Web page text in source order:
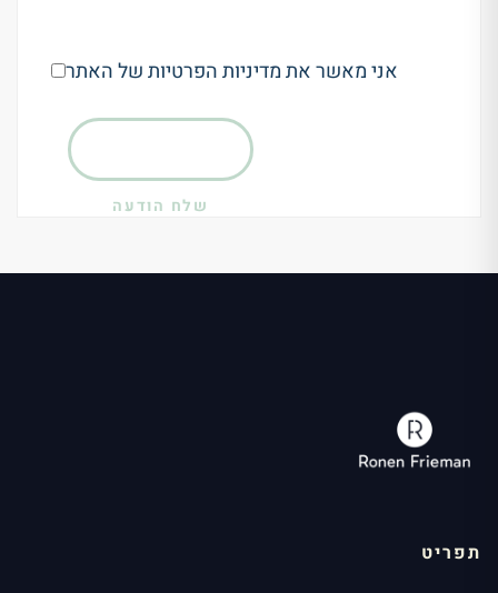
אני מאשר את מדיניות הפרטיות של האתר
שלח הודעה
תפריט